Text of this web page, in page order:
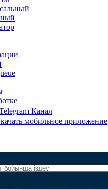
Канал
мобильное приложение